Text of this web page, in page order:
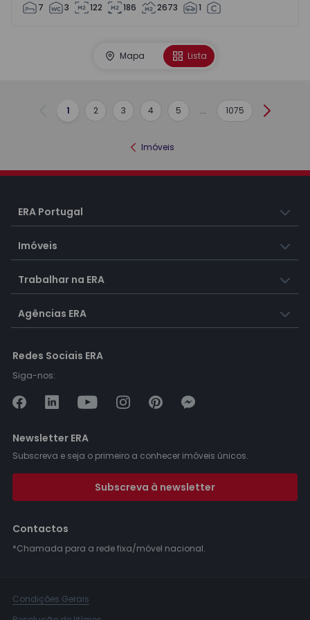
7 3 122 186 2673 1
Mapa Lista
Anterior
1 2 3 4 5 ... 1075
Imóveis
ERA Portugal
Imóveis
Trabalhar na ERA
Agências ERA
Redes Sociais ERA
Siga-nos:
Newsletter ERA
Subscreva e seja o primeiro a conhecer imóveis únicos.
Subscreva à newsletter
Contactos
*Chamada para a rede fixa/móvel nacional.
Condições Gerais